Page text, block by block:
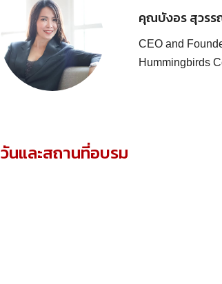
คุณบังอร สุวร
CEO and
Hummingbirds
วันและสถานที่อบรม